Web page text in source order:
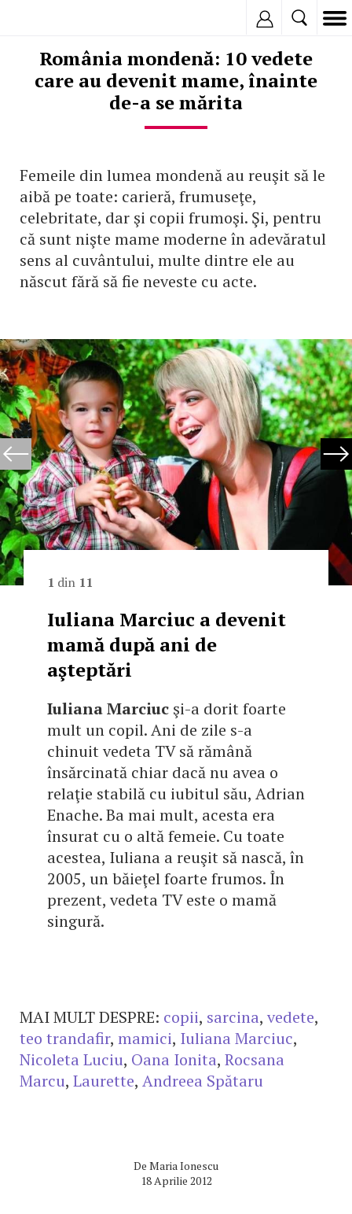
România mondenă: 10 vedete
care au devenit mame, înainte
de-a se mărita
Femeile din lumea mondenă au reuşit să le
aibă pe toate: carieră, frumuseţe,
celebritate, dar şi copii frumoşi. Şi, pentru
că sunt nişte mame moderne în adevăratul
sens al cuvântului, multe dintre ele au
născut fără să fie neveste cu acte.
1 din 11
Iuliana Marciuc a devenit
mamă după ani de
aşteptări
Iuliana Marciuc şi-a dorit foarte
mult un copil. Ani de zile s-a
chinuit vedeta TV să rămână
însărcinată chiar dacă nu avea o
relaţie stabilă cu iubitul său, Adrian
Enache. Ba mai mult, acesta era
însurat cu o altă femeie. Cu toate
acestea, Iuliana a reuşit să nască, în
2005, un băieţel foarte frumos. În
prezent, vedeta TV este o mamă
singură.
MAI MULT DESPRE: copii, sarcina, vedete,
teo trandafir, mamici, Iuliana Marciuc,
Nicoleta Luciu, Oana Ionita, Rocsana
Marcu, Laurette, Andreea Spătaru
De Maria Ionescu
18 Aprilie 2012